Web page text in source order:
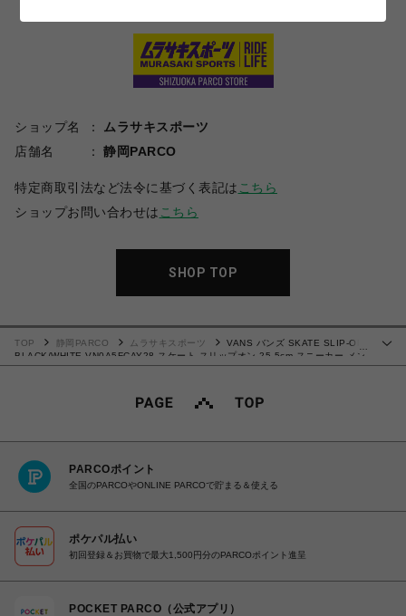
ショップ名
ムラサキスポーツ
店舗名
静岡PARCO
特定商取引法など法令に基づく表記は こちら
ショップお問い合わせは こちら
SHOP TOP
TOP 静岡PARCO ムラサキスポーツ
VANS バンズ SKATE SLIP-ON
BLACK/WHITE VN0A5FCAY28 スケート スリップオン 25.5cm スニーカー メン
ズ レディース シューズ 0194905581150 【北海道/沖縄/離島 着払い】
PARCOポイント
全国のPARCOやONLINE PARCOで貯まる＆使える
ポケパル払い
初回登録＆お買物で最大1,500円分のPARCOポイント進呈
POCKET PARCO（公式アプリ）